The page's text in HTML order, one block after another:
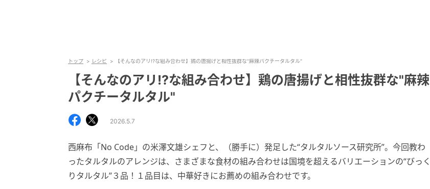
トップ レシピ 【そんなのアリ!?な組み合わせ】鶏の唐揚げと相性抜群な"麻辣パクチータルタル"
【そんなのアリ!?な組み合わせ】鶏の唐揚げと相性抜群な"麻辣
パクチータルタル"
2026.5.7
西麻布「No Code」の米澤文雄シェフと、（勝手に）発足した“タルタルソース研究所”。今回教わ
ったタルタルのアレンジは、さまざまな食材の組み合わせは国境を超えるバリエーションの“びっく
りタルタル”３品！１品目は、中華好きにお薦めの組み合わせです。